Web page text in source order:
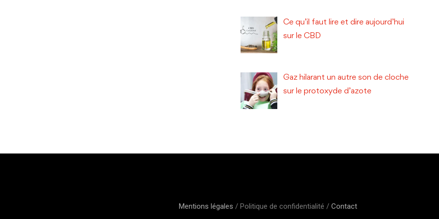
Ce qu’il faut lire et dire aujourd’hui
sur le CBD
Gaz hilarant un autre son de cloche
sur le protoxyde d’azote
Mentions légales / Politique de confidentialité / Contact